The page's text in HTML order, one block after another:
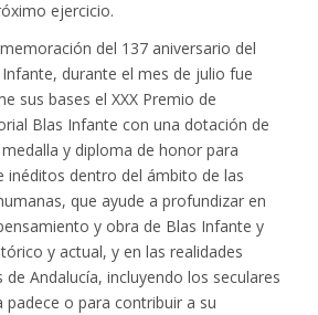
ejercicio.
del 137 aniversario del
durante el mes de julio fue
sus bases el XXX Premio de
Blas Infante con una dotación de
y diploma de honor para
dentro del ámbito de las
que ayude a profundizar en
y obra de Blas Infante y
y actual, y en las realidades
de Andalucía, incluyendo los seculares
padece o para contribuir a su